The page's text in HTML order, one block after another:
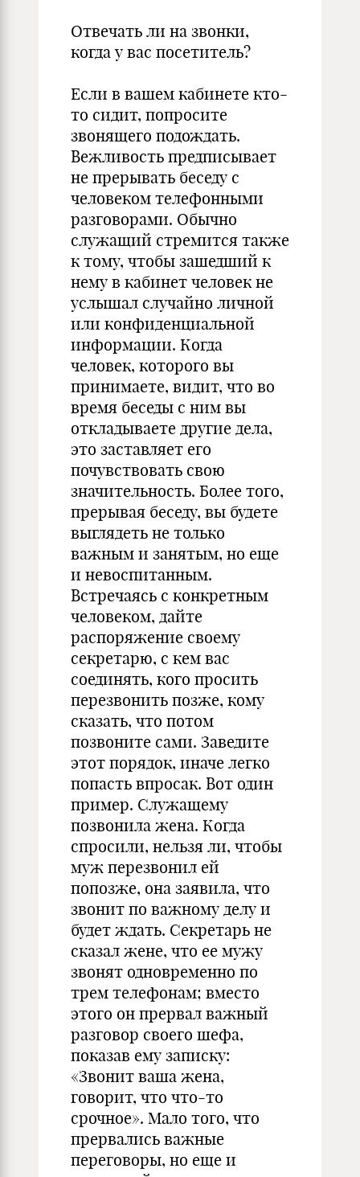
Отвечать ли на звонки,
когда у вас посетитель?
Если в вашем кабинете кто-
то сидит, попросите
звонящего подождать.
Вежливость предписывает
не прерывать беседу с
человеком телефонными
разговорами. Обычно
служащий стремится также
к тому, чтобы зашедший к
нему в кабинет человек не
услышал случайно личной
или конфиденциальной
информации. Когда
человек, которого вы
принимаете, видит, что во
время беседы с ним вы
откладываете другие дела,
это заставляет его
почувствовать свою
значительность. Более того,
прерывая беседу, вы будете
выглядеть не только
важным и занятым, но еще
и невоспитанным.
Встречаясь с конкретным
человеком, дайте
распоряжение своему
секретарю, с кем вас
соединять, кого просить
перезвонить позже, кому
сказать, что потом
позвоните сами. Заведите
этот порядок, иначе легко
попасть впросак. Вот один
пример. Служащему
позвонила жена. Когда
спросили, нельзя ли, чтобы
муж перезвонил ей
попозже, она заявила, что
звонит по важному делу и
будет ждать. Секретарь не
сказал жене, что ее мужу
звонят одновременно по
трем телефонам; вместо
этого он прервал важный
разговор своего шефа,
показав ему записку:
«Звонит ваша жена,
говорит, что что-то
срочное». Мало того, что
прервались важные
переговоры, но еще и